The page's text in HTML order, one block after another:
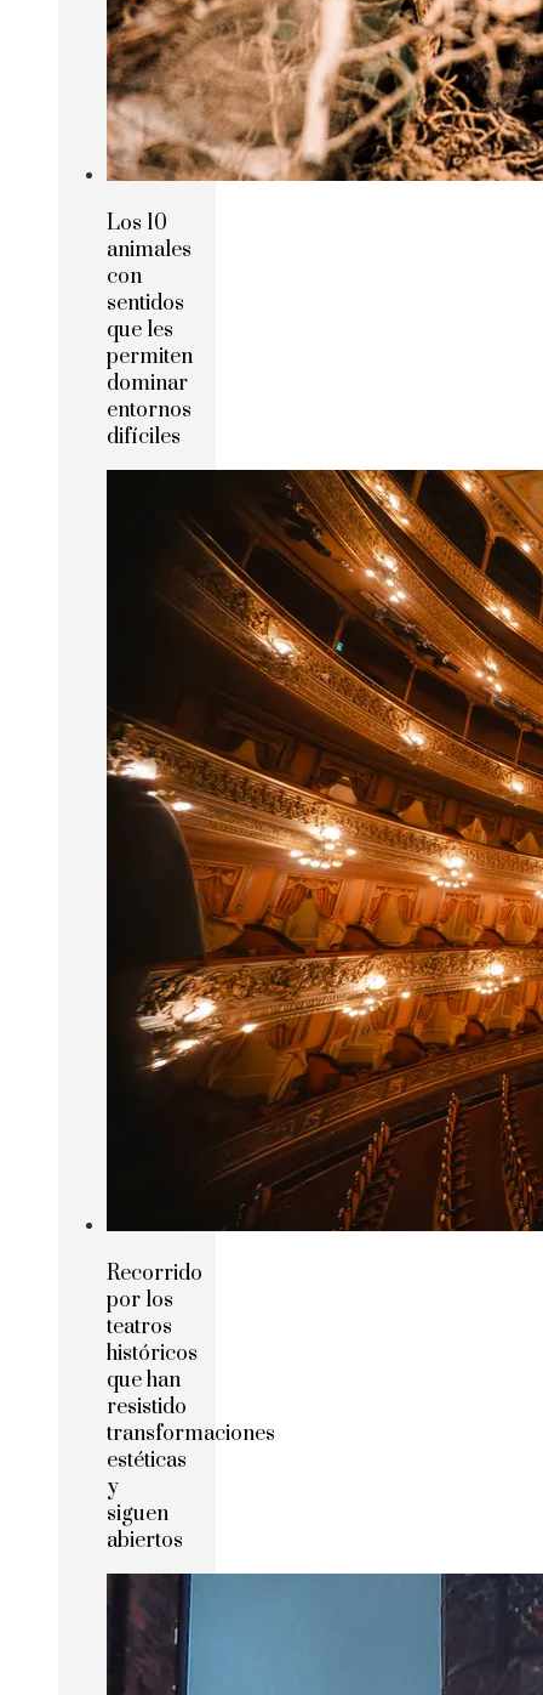
Los 10
animales
con
sentidos
que les
permiten
dominar
entornos
difíciles
Recorrido
por los
teatros
históricos
que han
resistido
transformaciones
estéticas
y
siguen
abiertos